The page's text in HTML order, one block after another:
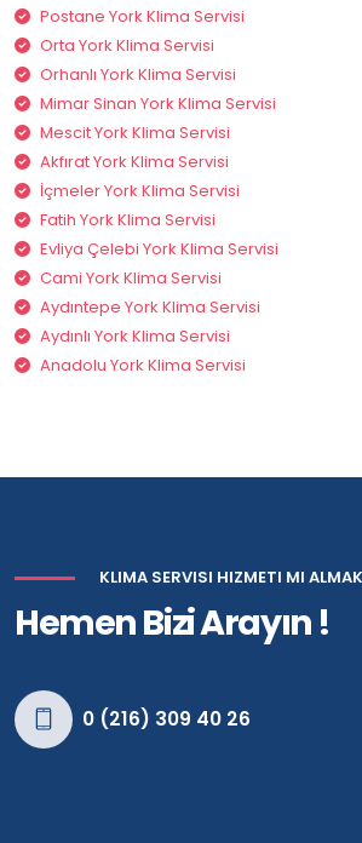
Postane York Klima Servisi
Orta York Klima Servisi
Orhanlı York Klima Servisi
Mimar Sinan York Klima Servisi
Mescit York Klima Servisi
Akfırat York Klima Servisi
İçmeler York Klima Servisi
Fatih York Klima Servisi
Evliya Çelebi York Klima Servisi
Cami York Klima Servisi
Aydıntepe York Klima Servisi
Aydınlı York Klima Servisi
Anadolu York Klima Servisi
KLIMA SERVISI HIZMETI MI
Hemen Bizi Arayın !
0 (216) 309 40 26